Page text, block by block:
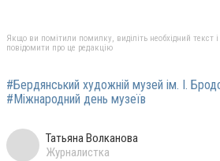
Якщо ви помітили помилку, виділіть необхідний текст
повідомити про це редакцію
#Бердянський художній музей ім. І.
#Міжнародний день музеїв
Татьяна Волканова
Журналистка